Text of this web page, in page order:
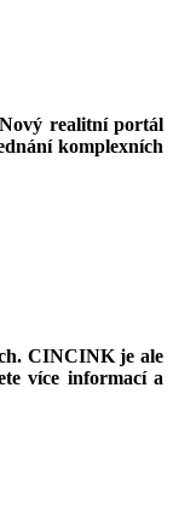
realitní portál
komplexních
CINCINK je ale
více informací a